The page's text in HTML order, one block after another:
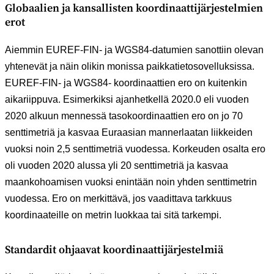
Globaalien ja kansallisten koordinaattijärjestelmien
erot
Aiemmin EUREF-FIN- ja WGS84-datumien sanottiin olevan
yhtenevät ja näin olikin monissa paikkatietosovelluksissa.
EUREF-FIN- ja WGS84- koordinaattien ero on kuitenkin
aikariippuva. Esimerkiksi ajanhetkellä 2020.0 eli vuoden
2020 alkuun mennessä tasokoordinaattien ero on jo 70
senttimetriä ja kasvaa Euraasian mannerlaatan liikkeiden
vuoksi noin 2,5 senttimetriä vuodessa. Korkeuden osalta ero
oli vuoden 2020 alussa yli 20 senttimetriä ja kasvaa
maankohoamisen vuoksi enintään noin yhden senttimetrin
vuodessa. Ero on merkittävä, jos vaadittava tarkkuus
koordinaateille on metrin luokkaa tai sitä tarkempi.
Standardit ohjaavat koordinaattijärjestelmiä